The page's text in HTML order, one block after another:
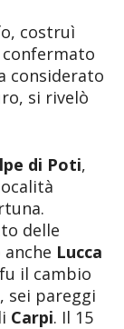
costruì
considerato
si rivelò
di Poti,
delle
Lucca
il cambio
sei pareggi
Carpi. Il 15